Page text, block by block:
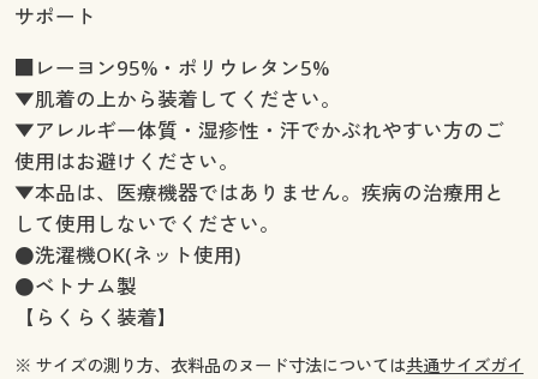
サポート
■レーヨン95%・ポリウレタン5%
▼肌着の上から装着してください。
▼アレルギー体質・湿疹性・汗でかぶれやすい方のご
使用はお避けください。
▼本品は、医療機器ではありません。疾病の治療用と
して使用しないでください。
●洗濯機OK(ネット使用)
●ベトナム製
【らくらく装着】
※ サイズの測り方、衣料品のヌード寸法については共通サイズガイ